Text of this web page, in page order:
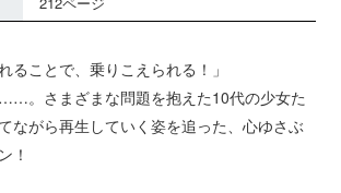
ることで、乗りこえられる！」
。さまざまな問題を抱えた10代の少女た
ながら再生していく姿を追った、心ゆさぶ
！